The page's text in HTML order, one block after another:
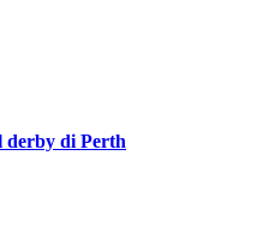
derby di Perth